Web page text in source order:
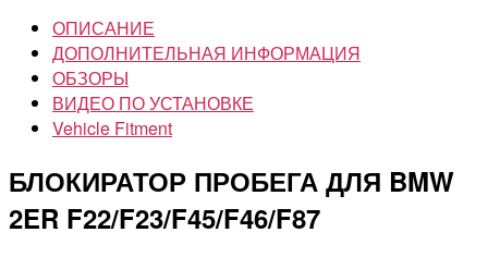
ОПИСАНИЕ
ДОПОЛНИТЕЛЬНАЯ ИНФОРМАЦИЯ
ОБЗОРЫ
ВИДЕО ПО УСТАНОВКЕ
Vehicle Fitment
БЛОКИРАТОР ПРОБЕГА ДЛЯ BMW
2ER F22/F23/F45/F46/F87